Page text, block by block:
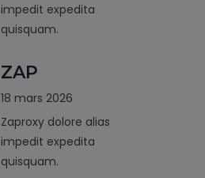
impedit expedita
quisquam.
ZAP
18 mars 2026
Zaproxy dolore alias
impedit expedita
quisquam.